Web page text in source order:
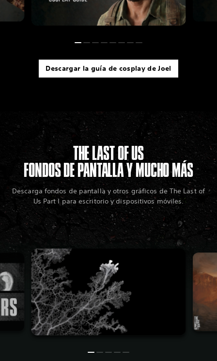
Descargar la guía de cosplay de Joel
THE LAST OF US
FONDOS DE PANTALLA Y MUCHO MÁS
Descarga fondos de pantalla y otros gráficos de The Last of
Us Part I para escritorio y dispositivos móviles.